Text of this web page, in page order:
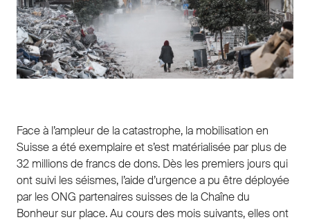
Face à l’ampleur de la catastrophe, la mobilisation en
Suisse a été exemplaire et s’est matérialisée par plus de
32 millions de francs de dons. Dès les premiers jours qui
ont suivi les séismes, l’aide d’urgence a pu être déployée
par les ONG partenaires suisses de la Chaîne du
Bonheur sur place. Au cours des mois suivants, elles ont